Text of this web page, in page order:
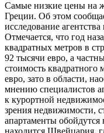
Самые низкие цены на
Греции. Об этом
исследование
Отмечается, что год
квадратных метров в
92 тысячи евро, а
стоимость квадратного
евро, зато в области,
мнению специалистов
к курортной
зрения недвижимости,
апартаменты